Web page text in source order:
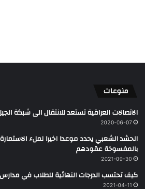
منوعات
الاتصالات العراقية تستعد للانتقال الى شبكة
2020-06-07
الحشد الشعبي يحدد موعدا اخيرا لملء الاستمارة
بالمفسوخة عقودهم
2021-09-30
كيف تحتسب الدرجات النهائية للطلاب في مدارس
2021-04-11